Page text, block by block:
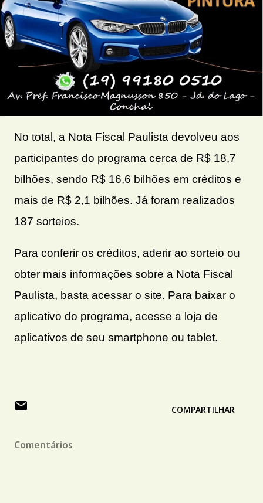
No total, a Nota Fiscal Paulista devolveu aos
participantes do programa cerca de R$ 18,7
bilhões, sendo R$ 16,6 bilhões em créditos e
mais de R$ 2,1 bilhões. Já foram realizados
187 sorteios.
Para conferir os créditos, aderir ao sorteio ou
obter mais informações sobre a Nota Fiscal
Paulista, basta acessar o site. Para baixar o
aplicativo do programa, acesse a loja de
aplicativos de seu smartphone ou tablet.
COMPARTILHAR
Comentários